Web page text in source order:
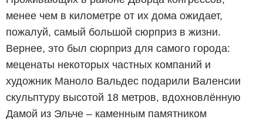
менее чем в километре от их дома ожидает,
пожалуй, самый большой сюрприз в жизни.
Вернее, это был сюрприз для самого города:
меценаты некоторых частных компаний и
художник Маноло Вальдес подарили Валенсии
скульптуру высотой 18 метров, вдохновлённую
Дамой из Эльче – каменным памятником